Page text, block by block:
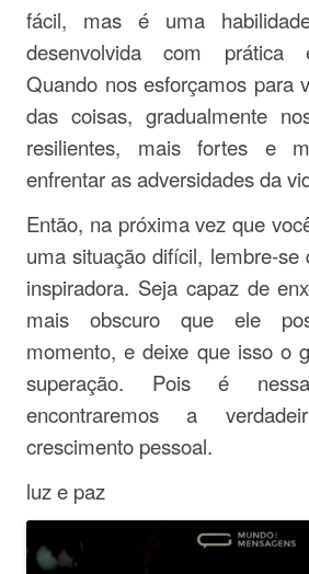
fácil, mas é uma
desenvolvida com prática
Quando nos esforçamos para
das coisas, gradualmente
resilientes, mais fortes e
enfrentar as adversidades da
Então, na próxima vez que
uma situação difícil, lembre-se
inspiradora. Seja capaz de
mais obscuro que ele
momento, e deixe que isso o
superação. Pois é
encontraremos a
crescimento pessoal.
luz e paz